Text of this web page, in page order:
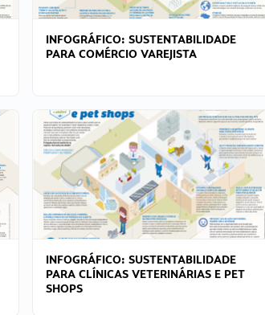
INFOGRÁFICO: SUSTENTABILIDADE
PARA COMÉRCIO VAREJISTA
INFOGRÁFICO: SUSTENTABILIDADE
PARA CLÍNICAS VETERINÁRIAS E PET
SHOPS